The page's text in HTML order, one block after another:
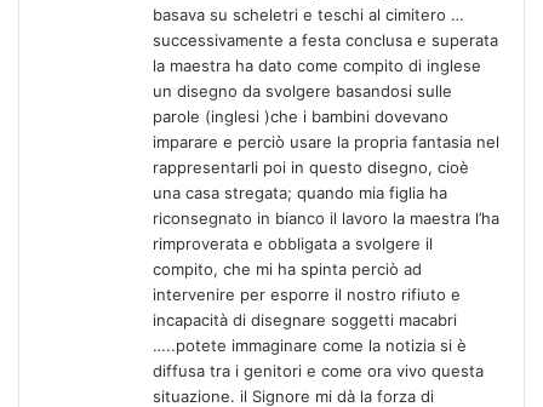
basava su scheletri e teschi al cimitero …
successivamente a festa conclusa e superata
la maestra ha dato come compito di inglese
un disegno da svolgere basandosi sulle
parole (inglesi )che i bambini dovevano
imparare e perciò usare la propria fantasia nel
rappresentarli poi in questo disegno, cioè
una casa stregata; quando mia figlia ha
riconsegnato in bianco il lavoro la maestra l’ha
rimproverata e obbligata a svolgere il
compito, che mi ha spinta perciò ad
intervenire per esporre il nostro rifiuto e
incapacità di disegnare soggetti macabri
…..potete immaginare come la notizia si è
diffusa tra i genitori e come ora vivo questa
situazione. il Signore mi dà la forza di